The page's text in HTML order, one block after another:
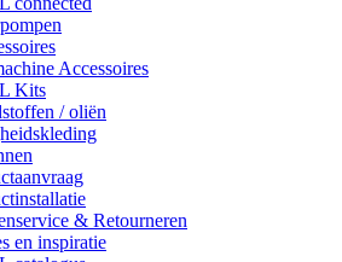
Accessoires
Kits
/ oliën
& Retourneren
en inspiratie